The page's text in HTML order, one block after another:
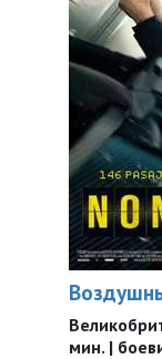
мин. |